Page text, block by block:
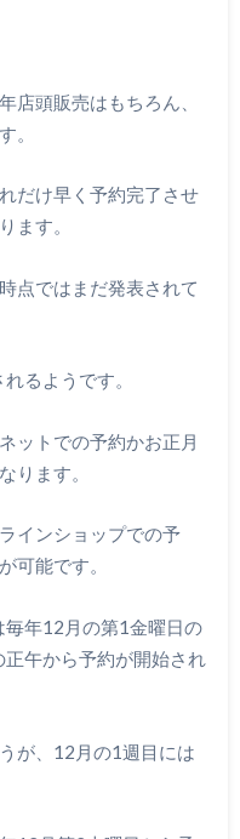
店頭販売はもちろん、
。
だけ早く予約完了させ
ます。
点ではまだ発表されて
るようです。
ットでの予約かお正月
ります。
インショップでの予
可能です。
年12月の第1金曜日の
午から予約が開始され
が、12月の1週目には